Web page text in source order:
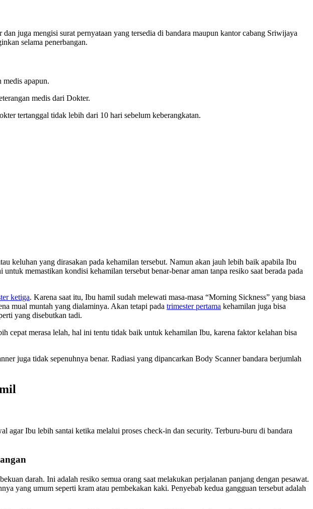
juga mengisi surat pernyataan yang tersedia di bandara maupun kantor cabang Sriwijaya
selama penerbangan.
apapun.
medis dari Dokter.
tertanggal tidak lebih dari 10 hari sebelum keberangkatan.
keluhan yang dirasakan pada kehamilan tersebut. Namun akan jauh lebih baik apabila Ibu
memastikan kondisi kehamilan tersebut benar-benar aman tanpa resiko saat berada pada
ketiga. Karena saat itu, Ibu hamil sudah melewati masa-masa “Morning Sickness” yang biasa
mual muntah yang dialaminya. Akan tetapi pada trimester pertama kehamilan juga bisa
yang disebutkan tadi.
cepat merasa lelah, hal ini tentu tidak baik untuk kehamilan Ibu, karena faktor kelahan bisa
juga tidak sepenuhnya benar. Radiasi yang dipancarkan Body Scanner bandara berjumlah
Ibu lebih santai ketika melalui proses check-in dan security. Terburu-buru di bandara
darah. Ini adalah resiko semua orang saat melakukan perjalanan panjang dengan pesawat.
yang umum seperti kram atau pembekakan kaki. Penyebab kedua gangguan tersebut adalah